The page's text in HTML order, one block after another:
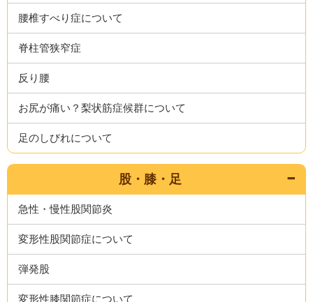
腰椎すべり症について
脊柱管狭窄症
反り腰
お尻が痛い？梨状筋症候群について
足のしびれについて
股・膝・足
急性・慢性股関節炎
変形性股関節症について
弾発股
変形性膝関節症について